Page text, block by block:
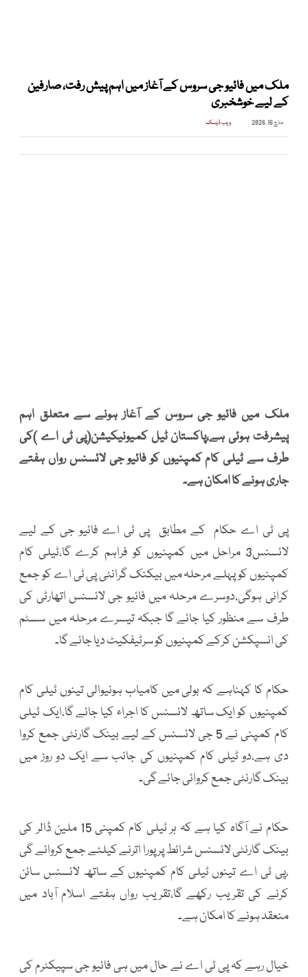
ملک میں فائیو جی سروس کے آغاز میں اہم پیش رفت، صارفین
کے لیے خوشخبری
مارچ 16, 2026 ویب ڈیسک
ملک میں فائیو جی سروس کے آغاز ہونے سے متعلق اہم
پیشرفت ہوئی ہے،پاکستان ٹیل کمیونیکیشن(پی ٹی اے )کی
طرف سے ٹیلی کام کمپنیوں کو فائیو جی لائسنس رواں ہفتے
جاری ہونے کا امکان ہے۔
پی ٹی اے حکام کے مطابق پی ٹی اے فائیو جی کے لیے
لائسنس3 مراحل میں کمپنیوں کو فراہم کرے گا،ٹیلی کام
کمپنیوں کو پہلے مرحلہ میں بیکنک گرانٹی پی ٹی اے کو جمع
کرانی ہوگی،دوسرے مرحلہ میں فائیو جی لائسنس اتھارٹی کی
طرف سے منظور کیا جائے گا جبکہ تیسرے مرحلہ میں سسٹم
کی انسپکشن کرکے کمپنیوں کو سرٹیفکیٹ دیا جائے گا۔
حکام کا کہناہے کہ بولی میں کامیاب ہونیوالی تینوں ٹیلی کام
کمپنیوں کو ایک ساتھ لائسنس کا اجراء کیا جائے گا،ایک ٹیلی
کام کمپنی نے 5 جی لائسنس کے لیے بینک گارنٹی جمع کروا
دی ہے،دو ٹیلی کام کمپنیوں کی جانب سے ایک دو روز میں
بینک گارنٹی جمع کروائی جائے گی۔
حکام نے آگاہ کیا ہے کہ ہر ٹیلی کام کمپنی 15 ملین ڈالر کی
بینک گارنٹی لائسنس شرائط پر پورا اترنے کیلئے جمع کروائے گی
،پی ٹی اے تینوں ٹیلی کام کمپنیوں کے ساتھ لائسنس سائن
کرنے کی تقریب رکھے گا،تقریب رواں ہفتے اسلام آباد میں
منعقد ہونے کا امکان ہے۔
خیال رہے کہ پی ٹی اے نے حال میں ہی فائیو جی سپیکٹرم کی